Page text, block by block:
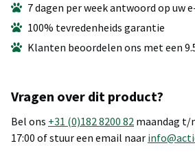
7 dagen per week antwoord op uw
100% tevredenheids garantie
Klanten beoordelen ons met een
Vragen over dit product?
Bel ons +31 (0)182 8200 82 maandag t/
17:00 of stuur een email naar